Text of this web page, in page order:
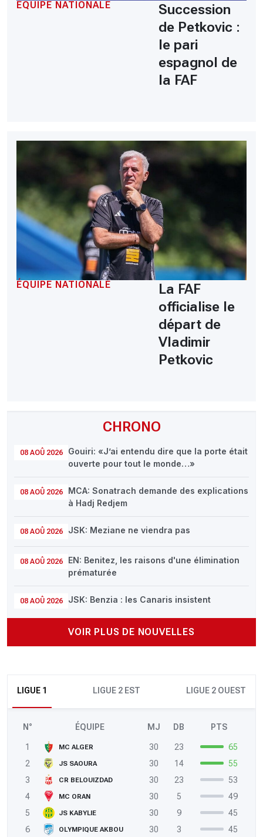
CHRONO
08 AOÛ 2026
Gouiri: «J’ai entendu dire que la porte était
ouverte pour tout le monde…»
08 AOÛ 2026
MCA: Sonatrach demande des explications
à Hadj Redjem
08 AOÛ 2026 JSK: Meziane ne viendra pas
08 AOÛ 2026
EN: Benitez, les raisons d'une élimination
prématurée
08 AOÛ 2026 JSK: Benzia : les Canaris insistent
VOIR PLUS DE NOUVELLES
LIGUE 1 LIGUE 2 EST LIGUE 2 OUEST
N° ÉQUIPE MJ DB PTS
1 MC ALGER 30 23
65
2
JS SAOURA 30 14
55
3
CR BELOUIZDAD 30 23
53
4
MC ORAN 30 5
49
5
JS KABYLIE 30 9
45
6
OLYMPIQUE AKBOU 30 3
45
ÉQUIPE NATIONALE
Succession
de Petkovic :
le pari
espagnol de
la FAF
ÉQUIPE NATIONALE
La FAF
officialise le
départ de
Vladimir
Petkovic